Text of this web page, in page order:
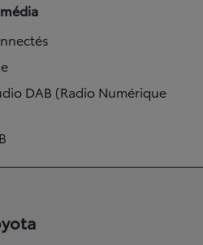
DAB (Radio Numérique